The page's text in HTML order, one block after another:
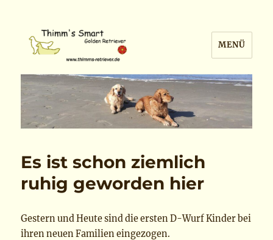
Thimm´s Retriever
MENÜ
Es ist schon ziemlich
ruhig geworden hier
Gestern und Heute sind die ersten D-Wurf Kinder bei
ihren neuen Familien eingezogen.